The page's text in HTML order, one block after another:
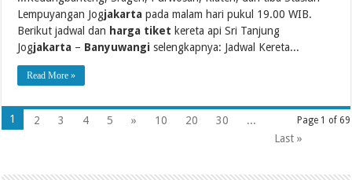
Lempuyangan Jogjakarta pada malam hari pukul 19.00 WIB.
Berikut jadwal dan harga tiket kereta api Sri Tanjung
Jogjakarta – Banyuwangi selengkapnya: Jadwal Kereta...
Read More »
Page 1 of 69
1 2 3 4 5 » 10 20 30
...
Last »